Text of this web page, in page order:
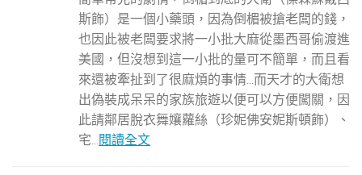
斯飾）是一個小藥頭，因為倒楣被搶老闆的錢，
也因此被老闆要求將一小批大麻從墨西哥偷渡進
美國，但沒想到這一小批的量可不簡單，而且看
來還被牽扯到了很麻煩的事情...而天才的大衛想
出偽裝成呆呆的家族旅遊以便可以方便闖關，因
此請鄰居脫衣舞孃蘿絲（珍妮佛安妮斯頓飾）、
宅...閱讀全文